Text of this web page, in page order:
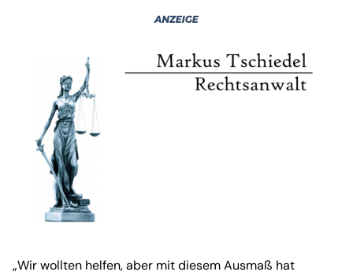
„Wir wollten helfen, aber mit diesem Ausmaß hat